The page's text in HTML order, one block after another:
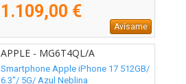
1.109,00 €
Avísame
APPLE - MG6T4QL/A
Smartphone Apple iPhone 17 512GB/
6.3"/ 5G/ Azul Neblina